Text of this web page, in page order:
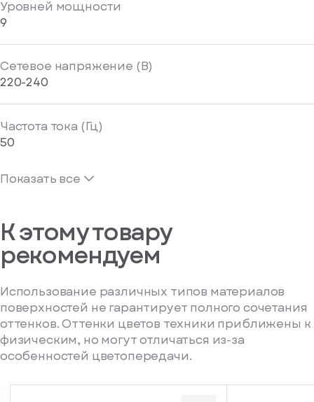
Уровней мощности
9
Сетевое напряжение (В)
220-240
Частота тока (Гц)
50
Показать все
К этому товару
рекомендуем
Использование различных типов материалов
поверхностей не гарантирует полного сочетания
оттенков. Оттенки цветов техники приближены к
физическим, но могут отличаться из-за
особенностей цветопередачи.